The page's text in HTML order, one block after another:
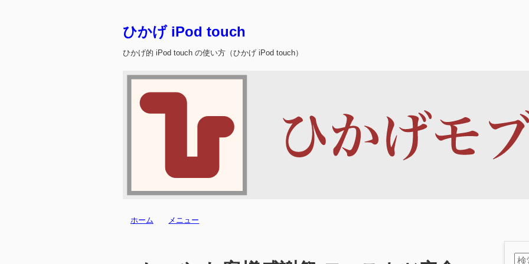
ひかげ iPod touch
ひかげ的 iPod touch の使い方（ひかげ iPod touch）
ホーム メニュー